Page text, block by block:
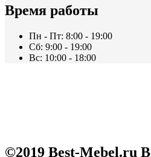
Время работы
Пн - Пт: 8:00 - 19:00
Сб: 9:00 - 19:00
Вс: 10:00 - 18:00
©2019 Best-Mebel.ru